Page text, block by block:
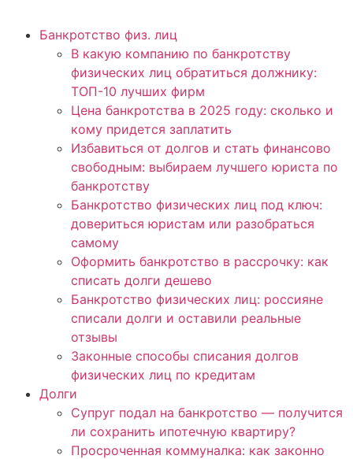
Банкротство физ. лиц
В какую компанию по банкротству
физических лиц обратиться должнику:
ТОП-10 лучших фирм
Цена банкротства в 2025 году: сколько и
кому придется заплатить
Избавиться от долгов и стать финансово
свободным: выбираем лучшего юриста по
банкротству
Банкротство физических лиц под ключ:
довериться юристам или разобраться
самому
Оформить банкротство в рассрочку: как
списать долги дешево
Банкротство физических лиц: россияне
списали долги и оставили реальные
отзывы
Законные способы списания долгов
физических лиц по кредитам
Долги
Супруг подал на банкротство — получится
ли сохранить ипотечную квартиру?
Просроченная коммуналка: как законно